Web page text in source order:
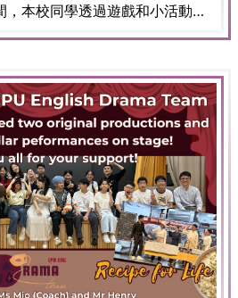
早前在五月的午飯時間，本校同學透過遊戲和小活動，服務彼鄰的基督教銘恩小學及大埔浸信會公立學校。雖然同學需要犧牲部分午飯時間，但能看見一眾小學生玩得開心、投入其中，實在很值得。 在參與服務的過程中，同學學習到「施比受更為有福」的意義，更懂得彼此關懷，並進一步學會如何服務社區。